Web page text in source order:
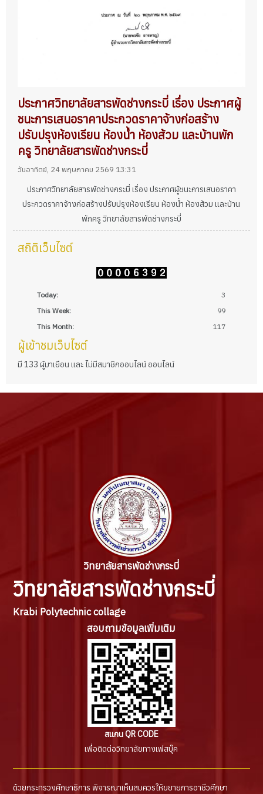
ประกาศวิทยาลัยสารพัดช่างกระบี่ เรื่อง ประกาศผู้
ชนะการเสนอราคาประกวดราคาจ้างก่อสร้าง
ปรับปรุงห้องเรียน ห้องน้ำ ห้องส้วม และบ้านพัก
ครู วิทยาลัยสารพัดช่างกระบี่
วันอาทิตย์, 24 พฤษภาคม 2569 13:31
ประกาศวิทยาลัยสารพัดช่างกระบี่ เรื่อง ประกาศผู้ชนะการเสนอราคา
ประกวดราคาจ้างก่อสร้างปรับปรุงห้องเรียน ห้องน้ำ ห้องส้วม และบ้าน
พักครู วิทยาลัยสารพัดช่างกระบี่
สถิติเว็บไซต์
Today:
3
This Week:
99
This Month:
117
ผู้เข้าชมเว็บไซต์
มี 133 ผู้มาเยือน และ ไม่มีสมาชิกออนไลน์ ออนไลน์
วิทยาลัยสารพัดช่างกระบี่
วิทยาลัยสารพัดช่างกระบี่
Krabi Polytechnic collage
สอบถามข้อมูลเพิ่มเติม
สแกน QR CODE
เพื่อติดต่อวิทยาลัยทางเฟสบุ๊ค
ด้วยกระทรวงศึกษาธิการ พิจารณาเห็นสมควรให้ขยายการอาชีวศึกษา